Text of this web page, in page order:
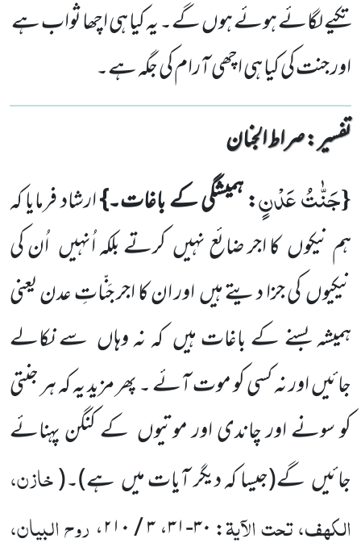
تکیے لگائے ہوئے ہوں گے۔ یہ کیا ہی اچھا ثواب ہے
اور جنت کی کیا ہی اچھی آرام کی جگہ ہے۔
تفسیر : ‎صراط الجنان
{جَنّٰتُ عَدْنٍ: ہمیشگی کے باغات۔}ارشاد فرمایا کہ
ہم نیکوںکا اجر ضائع نہیںکرتے بلکہ اُنہیں اُن کی
نیکیوںکی جزا دیتےہیںاور ان کا اجر جَنّاتِ عدن یعنی
ہمیشہ بسنے کے باغات ہیںکہ نہ وہاں سے نکالے
جائیں اور نہ کسی کو موت آئے ۔ پھرمزید یہ کہ ہر جنتی
کو سونے اور چاندی اور موتیوں کے کنگن پہنائے
جائیںگے(جیسا کہ دیگر آیات میںہے)۔(خازن،
الکھف، تحت الآیۃ: ۳۰-۳۱، ۳ / ۲۱۰،
روح البیان،